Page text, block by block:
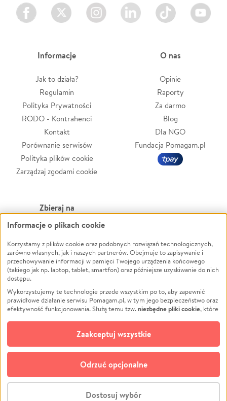
Facebook Twitter Instagram LinkedIn TikTok Youtube
Informacje
Jak to działa?
Regulamin
Polityka Prywatności
RODO - Kontrahenci
Kontakt
Porównanie serwisów
Polityka plików cookie
Zarządzaj zgodami cookie
O nas
Opinie
Raporty
Za darmo
Blog
Dla NGO
Fundacja Pomagam.pl
Zbieraj na
Leczenie
Zwierzęta
Pożar
Ukraina
Pomoc Finansowa
Projekty
Pogrzeb
Społeczność lokalna
Kultura
Powódź
Wichura
NGO
Edukacja
Podróż
Impreza
Ochrona środowiska
Biznes
© CROWDING SP. Z O.O.
Informacje o plikach cookie
Korzystamy z plików cookie oraz podobnych rozwiązań technologicznych,
zarówno własnych, jak i naszych partnerów. Obejmuje to zapisywanie i
przechowywanie informacji w pamięci Twojego urządzenia końcowego
(takiego jak np. laptop, tablet, smartfon) oraz późniejsze uzyskiwanie do nich
dostępu.
Wykorzystujemy te technologie przede wszystkim po to, aby zapewnić
prawidłowe działanie serwisu Pomagam.pl, w tym jego bezpieczeństwo oraz
efektywność funkcjonowania. Służą temu tzw.niezbędne pliki cookie, które
opcjonalnych plików cookie
technologii do celów analitycznych i retargetingowych. Możesz wyrazić
zgodę na ich stosowanie lub jej odmówić. W dowolnym momencie masz
możliwość zmiany swoich preferencji na stronie „Zarządzaj zgodami cookie”,
do której link znajdziesz w stopce serwisu Pomagam.pl. Opcjonalne pliki
cookie wykorzystywane są w następujących celach:
działanie serwisu Pomagam.pl. Dzięki nim możemy zrozumieć, jak
Dostosuj wybór
Odrzuć opcjonalne
Zaakceptuj wszystkie